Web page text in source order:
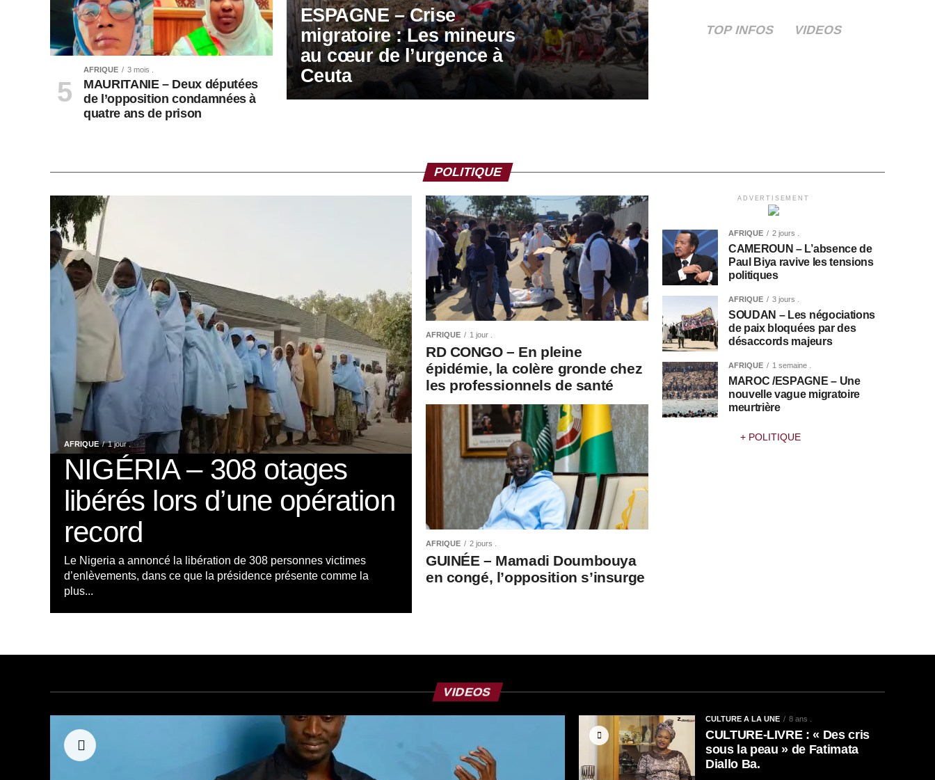
ESPAGNE – Crise
migratoire : Les mineurs
au cœur de l’urgence à
Ceuta
AFRIQUE 3 mois .
MAURITANIE – Deux députées
de l’opposition condamnées à
quatre ans de prison
TOP INFOS VIDEOS
POLITIQUE
AFRIQUE 1 jour .
NIGÉRIA – 308 otages
libérés lors d’une opération
record
Le Nigeria a annoncé la libération de 308 personnes victimes
d’enlèvements, dans ce que la présidence présente comme la
plus...
AFRIQUE 1 jour .
RD CONGO – En pleine
épidémie, la colère gronde chez
les professionnels de santé
AFRIQUE 2 jours .
GUINÉE – Mamadi Doumbouya
en congé, l’opposition s’insurge
ADVERTISEMENT
AFRIQUE 2 jours .
CAMEROUN – L’absence de
Paul Biya ravive les tensions
politiques
AFRIQUE 3 jours .
SOUDAN – Les négociations
de paix bloquées par des
désaccords majeurs
AFRIQUE 1 semaine .
MAROC /ESPAGNE – Une
nouvelle vague migratoire
meurtrière
+ POLITIQUE
VIDEOS
CULTURE A LA UNE 8 ans .
CULTURE-LIVRE : « Des cris
sous la peau » de Fatimata
Diallo Ba.